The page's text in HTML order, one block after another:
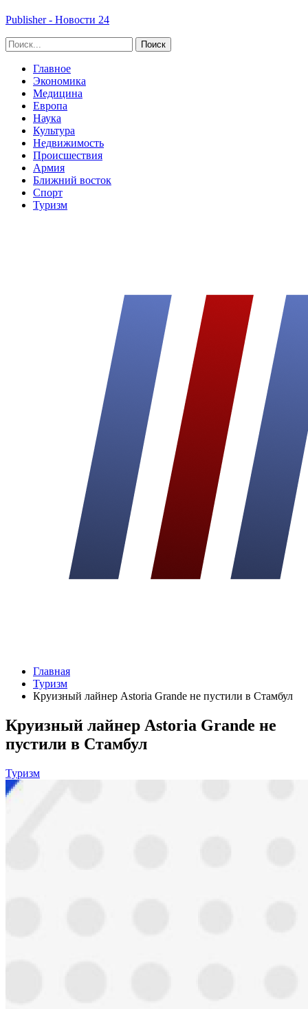
Publisher - Новости 24
Главное
Экономика
Медицина
Европа
Наука
Культура
Недвижимость
Происшествия
Армия
Ближний восток
Спорт
Туризм
Главная
Туризм
Круизный лайнер Astoria Grande не пустили в Стамбул
Круизный лайнер Astoria Grande не
пустили в Стамбул
Туризм